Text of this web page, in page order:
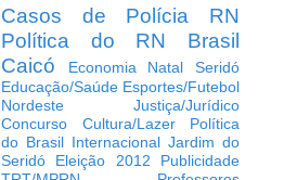
Casos de Polícia
RN
Política do RN
Brasil
Caicó
Economia Natal
Seridó
Educação/Saúde Esportes/Futebol
Nordeste
Justiça/Jurídico
Concurso
Cultura/Lazer
Política
do Brasil Internacional Jardim do
Seridó
Eleição 2012
Publicidade